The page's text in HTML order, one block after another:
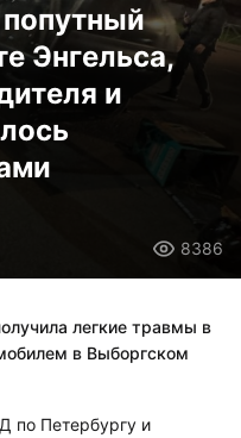
Энгельса,
и
8386
легкие травмы в
в Выборгском
по Петербургу и